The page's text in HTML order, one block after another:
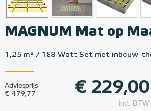
MAGNUM Mat op
1,25 m² / 188 Watt Set met inbouw-
Adviesprijs
€ 479,77
€ 229,00
incl. BTW